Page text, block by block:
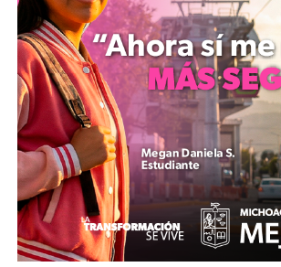
condenatoria en su contra.